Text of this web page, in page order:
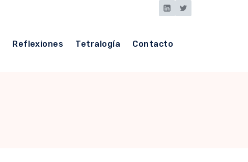
Reflexiones Tetralogía Contacto